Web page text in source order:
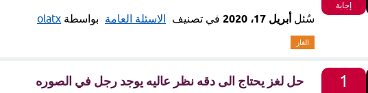
إجابة
سُئل أبريل 17، 2020 في تصنيف الاسئلة العامة بواسطة olatx
الغاز
1 حل لغز يحتاج الى دقه نظر عاليه يوجد رجل في الصوره